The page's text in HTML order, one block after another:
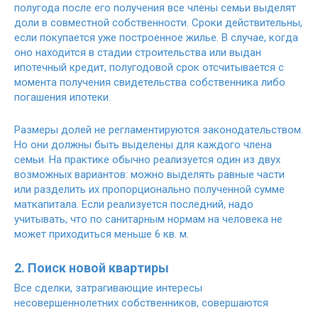
полугода после его получения все члены семьи выделят
доли в совместной собственности. Сроки действительны,
если покупается уже построенное жилье. В случае, когда
оно находится в стадии строительства или выдан
ипотечный кредит, полугодовой срок отсчитывается с
момента получения свидетельства собственника либо
погашения ипотеки.
Размеры долей не регламентируются законодательством.
Но они должны быть выделены для каждого члена
семьи. На практике обычно реализуется один из двух
возможных вариантов: можно выделять равные части
или разделить их пропорционально полученной сумме
маткапитала. Если реализуется последний, надо
учитывать, что по санитарным нормам на человека не
может приходиться меньше 6 кв. м.
2. Поиск новой квартиры
Все сделки, затрагивающие интересы
несовершеннолетних собственников, совершаются